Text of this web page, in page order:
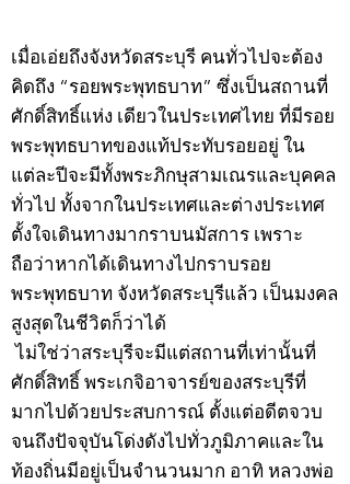
เมื่อเอ่ยถึงจังหวัดสระบุรี คนทั่วไปจะต้อง
คิดถึง “รอยพระพุทธบาท” ซึ่งเป็นสถานที่
ศักดิ์สิทธิ์แห่ง เดียวในประเทศไทย ที่มีรอย
พระพุทธบาทของแท้ประทับรอยอยู่ ใน
แต่ละปีจะมีทั้งพระภิกษุสามเณรและบุคคล
ทั่วไป ทั้งจากในประเทศและต่างประเทศ
ตั้งใจเดินทางมากราบนมัสการ เพราะ
ถือว่าหากได้เดินทางไปกราบรอย
พระพุทธบาท จังหวัดสระบุรีแล้ว เป็นมงคล
สูงสุดในชีวิตก็ว่าได้
ไม่ใช่ว่าสระบุรีจะมีแต่สถานที่เท่านั้นที่
ศักดิ์สิทธิ์ พระเกจิอาจารย์ของสระบุรีที่
มากไปด้วยประสบการณ์ ตั้งแต่อดีตจวบ
จนถึงปัจจุบันโด่งดังไปทั่วภูมิภาคและใน
ท้องถิ่นมีอยู่เป็นจำนวนมาก อาทิ หลวงพ่อ